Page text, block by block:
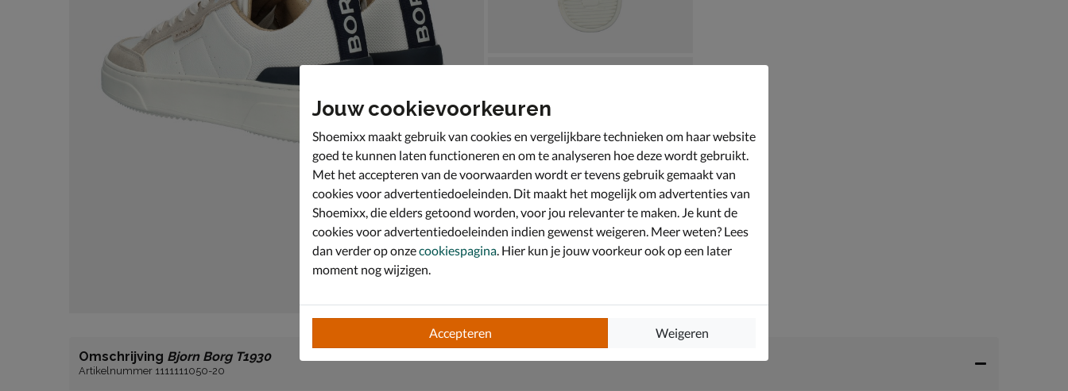
Omschrijving Bjorn Borg T1930
Artikelnummer 1111111050-20
Jouw cookievoorkeuren
Shoemixx maakt gebruik van cookies en vergelijkbare technieken om haar website
goed te kunnen laten functioneren en om te analyseren hoe deze wordt gebruikt.
Met het accepteren van de voorwaarden wordt er tevens gebruik gemaakt van
cookies voor advertentiedoeleinden. Dit maakt het mogelijk om advertenties van
Shoemixx, die elders getoond worden, voor jou relevanter te maken. Je kunt de
cookies voor advertentiedoeleinden indien gewenst weigeren. Meer weten? Lees
dan verder op onzecookiespagina . Hier kun je jouw voorkeur ook op een later
moment nog wijzigen.
Accepteren Weigeren